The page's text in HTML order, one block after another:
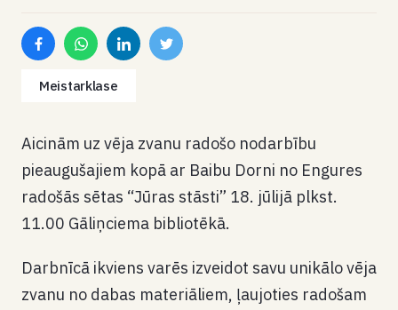
Meistarklase
Aicinām uz vēja zvanu radošo nodarbību
pieaugušajiem kopā ar Baibu Dorni no Engures
radošās sētas “Jūras stāsti” 18. jūlijā plkst.
11.00 Gāliņciema bibliotēkā.
Darbnīcā ikviens varēs izveidot savu unikālo vēja
zvanu no dabas materiāliem, ļaujoties radošam